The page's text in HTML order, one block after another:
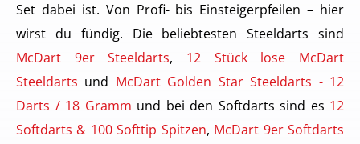
Set dabei ist. Von Profi- bis Einsteigerpfeilen – hier
wirst du fündig. Die beliebtesten Steeldarts sind
McDart 9er Steeldarts, 12 Stück lose McDart
Steeldarts und McDart Golden Star Steeldarts - 12
Darts / 18 Gramm und bei den Softdarts sind es 12
Softdarts & 100 Softtip Spitzen, McDart 9er Softdarts